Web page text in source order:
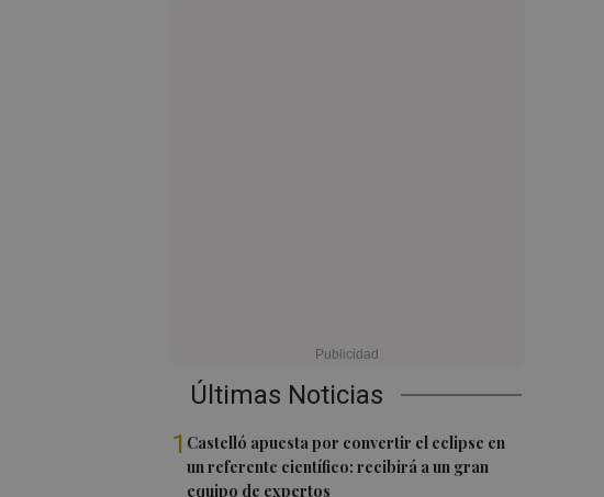
Últimas Noticias
1 Castelló apuesta por convertir el eclipse en
un referente científico: recibirá a un gran
equipo de expertos